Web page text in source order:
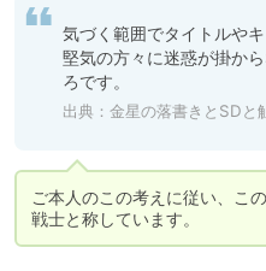
気づく範囲でタイトルや
堅気の方々に迷惑が掛か
ろです。
出典： 金星の落書きとSDと触手的な
ご本人のこの考えに従い、こ
戦士と称しています。